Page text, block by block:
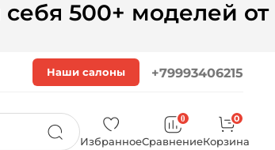
500+ моделей от
Наши салоны +79993406215
Избранное
0
Сравнение
0
Корзина